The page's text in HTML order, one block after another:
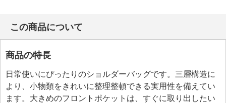
この商品について
商品の特長
日常使いにぴったりのショルダーバッグです。三層構造に
より、小物類をきれいに整理整頓できる実用性を備えてい
ます。大きめのフロントポケットは、すぐに取り出したい